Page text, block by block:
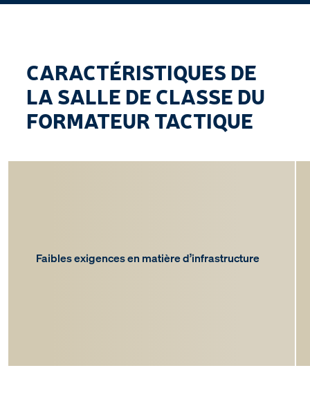
CARACTÉRISTIQUES DE
LA SALLE DE CLASSE DU
FORMATEUR TACTIQUE
Faibles exigences en matière d’infrastructure